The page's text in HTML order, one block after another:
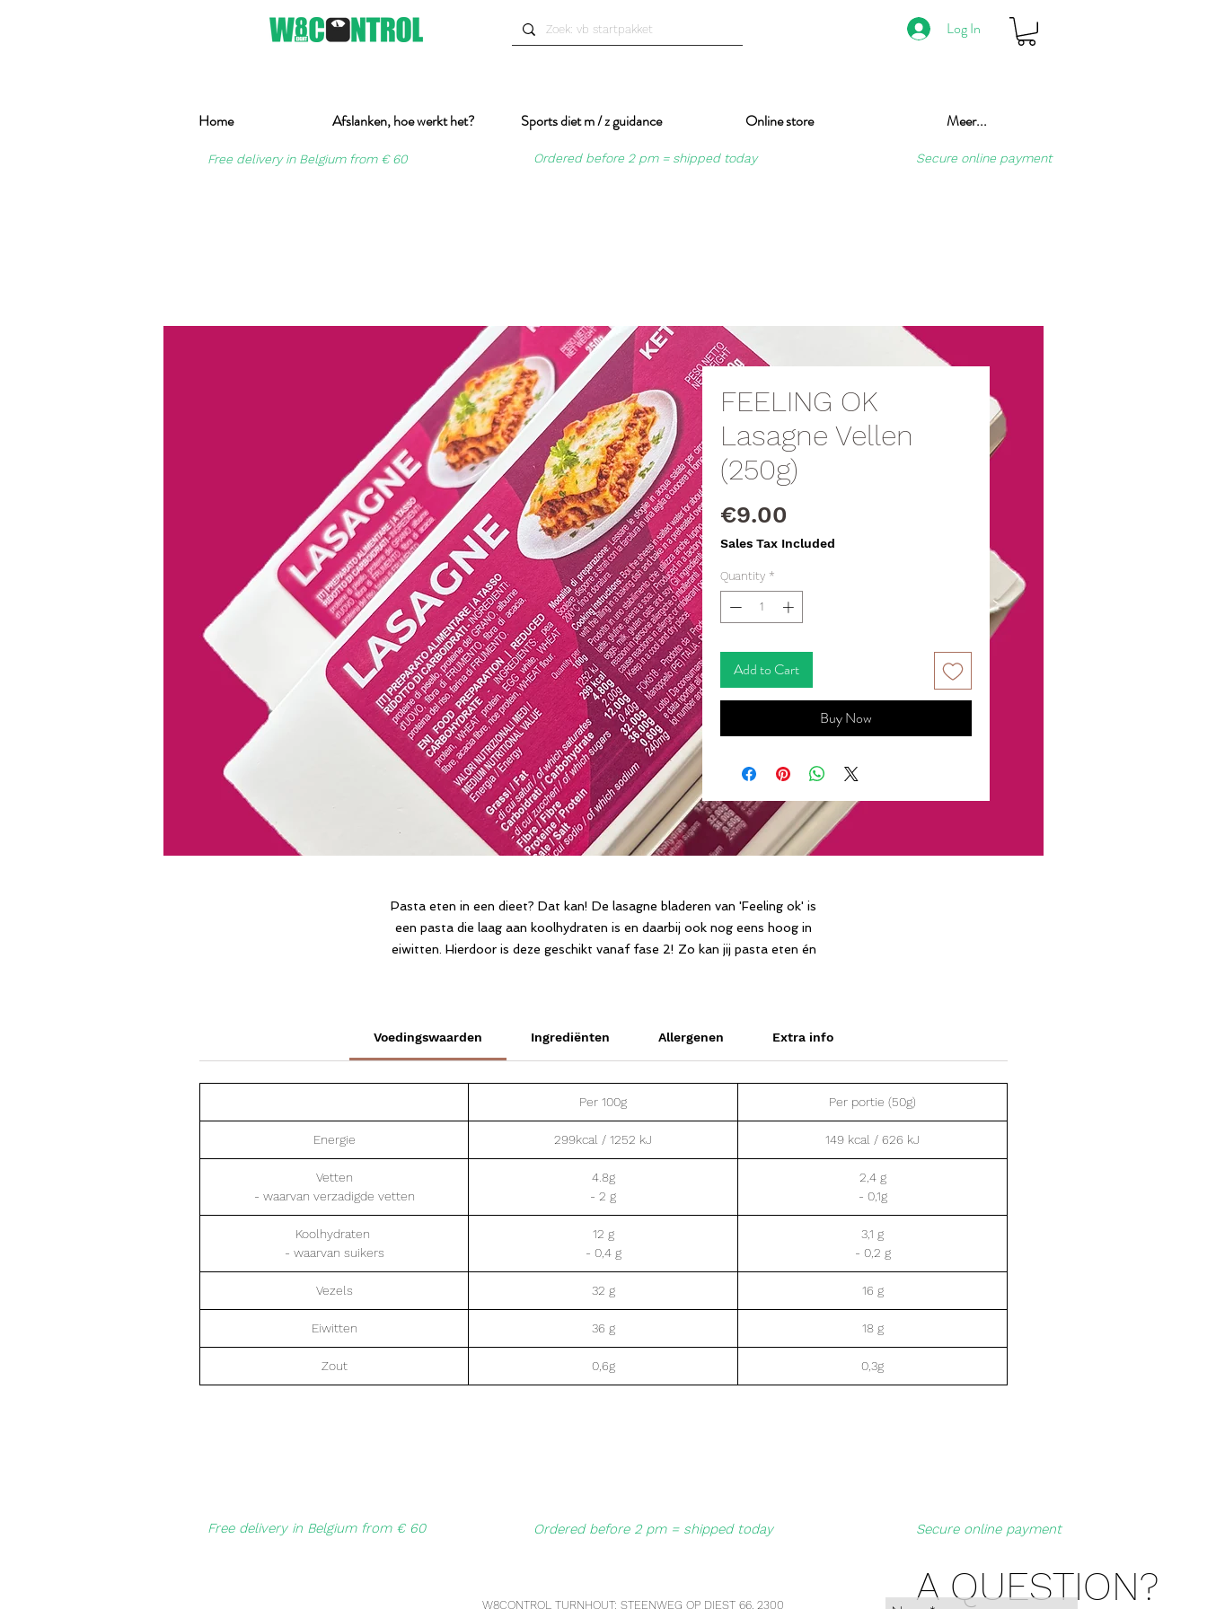
Log In
Home Afslanken, hoe werkt het? Sports diet m / z guidance Online store Meer...
Free delivery in Belgium from € 60 Ordered before 2 pm = shipped today Secure online payment
FEELING OK
Lasagne Vellen
(250g)
€9.00
Sales Tax Included
Quantity *
Add to Cart
Buy Now
Pasta eten in een dieet? Dat kan! De lasagne bladeren van 'Feeling ok' is
een pasta die laag aan koolhydraten is en daarbij ook nog eens hoog in
eiwitten. Hierdoor is deze geschikt vanaf fase 2! Zo kan jij pasta eten én
(200-300g) groenten toevoegen en je hebt meteen een lekkere
Voedingswaarden Ingrediënten Allergenen Extra info
Per 100g Per portie (50g)
Energie 299kcal / 1252 kJ 149 kcal / 626 kJ
Vetten
- waarvan verzadigde vetten
4.8g
- 2 g
2,4 g
- 0,1g
Koolhydraten
- waarvan suikers
12 g
- 0,4 g
3,1 g
- 0,2 g
Vezels 32 g 16 g
Eiwitten 36 g 18 g
Zout 0,6g 0,3g
Free delivery in Belgium from € 60 Ordered before 2 pm = shipped today Secure online payment
W8CONTROL TURNHOUT: STEENWEG OP DIEST 66, 2300 A QUESTION?